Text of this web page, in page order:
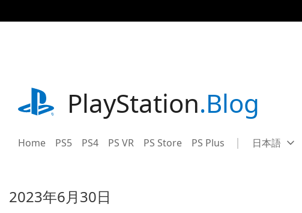
事
playstation.comPlayStation.Blog
Home PS5 PS4 PS VR PS Store PS Plus Select
Current
日本語
2023年6月30日